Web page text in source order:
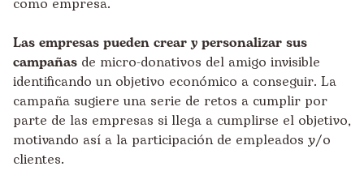
como empresa.
Las empresas pueden crear y personalizar sus
campañas de micro-donativos del amigo invisible
identificando un objetivo económico a conseguir. La
campaña sugiere una serie de retos a cumplir por
parte de las empresas si llega a cumplirse el objetivo,
motivando así a la participación de empleados y/o
clientes.